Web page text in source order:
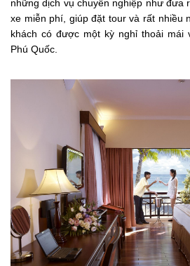
những dịch vụ chuyên nghiệp như đưa
xe miễn phí, giúp đặt tour và rất nhiều
khách có được một kỳ nghỉ thoải mái
Phú Quốc.